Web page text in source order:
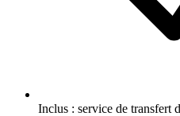
Inclus : service de transfert